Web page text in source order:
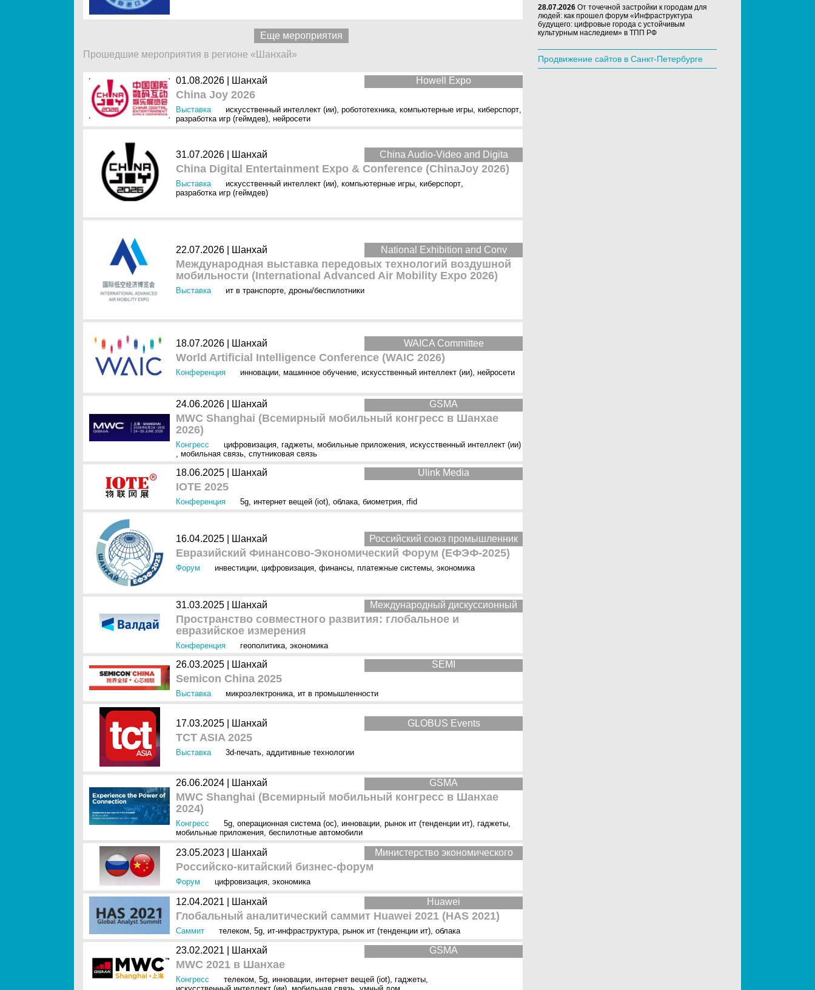
Еще мероприятия
Прошедшие мероприятия в регионе «Шанхай»
Howell Expo
01.08.2026 | Шанхай
China Joy 2026
Выставка искусственный интеллект (ии), робототехника, компьютерные игры, киберспорт,
разработка игр (геймдев), нейросети
China Audio-Video and Digita
31.07.2026 | Шанхай
China Digital Entertainment Expo & Conference (ChinaJoy 2026)
Выставка искусственный интеллект (ии), компьютерные игры, киберспорт,
разработка игр (геймдев)
National Exhibition and Conv
22.07.2026 | Шанхай
Международная выставка передовых технологий воздушной
мобильности (International Advanced Air Mobility Expo 2026)
Выставка ит в транспорте, дроны/беспилотники
WAICA Committee
18.07.2026 | Шанхай
World Artificial Intelligence Conference (WAIC 2026)
Конференция инновации, машинное обучение, искусственный интеллект (ии), нейросети
GSMA
24.06.2026 | Шанхай
MWC Shanghai (Всемирный мобильный конгресс в Шанхае
2026)
Конгресс цифровизация, гаджеты, мобильные приложения, искусственный интеллект (ии)
, мобильная связь, спутниковая связь
Ulink Media
18.06.2025 | Шанхай
IOTE 2025
Конференция 5g, интернет вещей (iot), облака, биометрия, rfid
Российский союз промышленник
16.04.2025 | Шанхай
Евразийский Финансово-Экономический Форум (ЕФЭФ-2025)
Форум инвестиции, цифровизация, финансы, платежные системы, экономика
Международный дискуссионный
31.03.2025 | Шанхай
Пространство совместного развития: глобальное и
евразийское измерения
Конференция геополитика, экономика
SEMI
26.03.2025 | Шанхай
Semicon China 2025
Выставка микроэлектроника, ит в промышленности
GLOBUS Events
17.03.2025 | Шанхай
TCT ASIA 2025
Выставка 3d-печать, аддитивные технологии
GSMA
26.06.2024 | Шанхай
MWC Shanghai (Всемирный мобильный конгресс в Шанхае
2024)
Конгресс 5g, операционная система (ос), инновации, рынок ит (тенденции ит), гаджеты,
мобильные приложения, беспилотные автомобили
Министерство экономического
23.05.2023 | Шанхай
Российско-китайский бизнес-форум
Форум цифровизация, экономика
Huawei
12.04.2021 | Шанхай
Глобальный аналитический саммит Huawei 2021 (HAS 2021)
Саммит телеком, 5g, ит-инфраструктура, рынок ит (тенденции ит), облака
GSMA
23.02.2021 | Шанхай
MWC 2021 в Шанхае
Конгресс телеком, 5g, инновации, интернет вещей (iot), гаджеты,
28.07.2026 От точечной застройки к городам для
людей: как прошел форум «Инфраструктура
будущего: цифровые города с устойчивым
культурным наследием» в ТПП РФ
Продвижение сайтов в Санкт-Петербурге